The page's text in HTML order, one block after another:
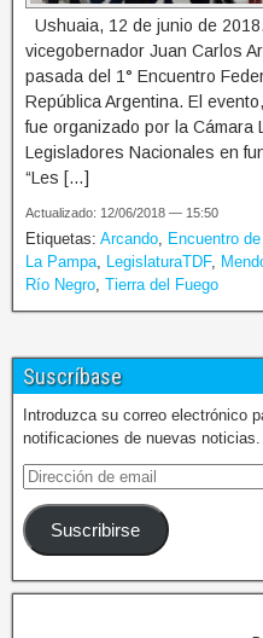
Ushuaia, 12 de junio de
vicegobernador Juan Carlos
pasada del 1° Encuentro
República Argentina. El
fue organizado por la Cámara
Legisladores Nacionales en
“Les […]
Actualizado: 12/06/2018 — 15:50
Etiquetas: Arcando Encuentro
La Pampa
LegislaturaTDF,
Río Negro Tierra del Fuego
Suscríbase
Introduzca su correo electrónico
notificaciones de nuevas noticias.
Suscribirse